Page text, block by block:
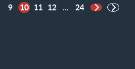
9 10 11 12 ... 24
Página